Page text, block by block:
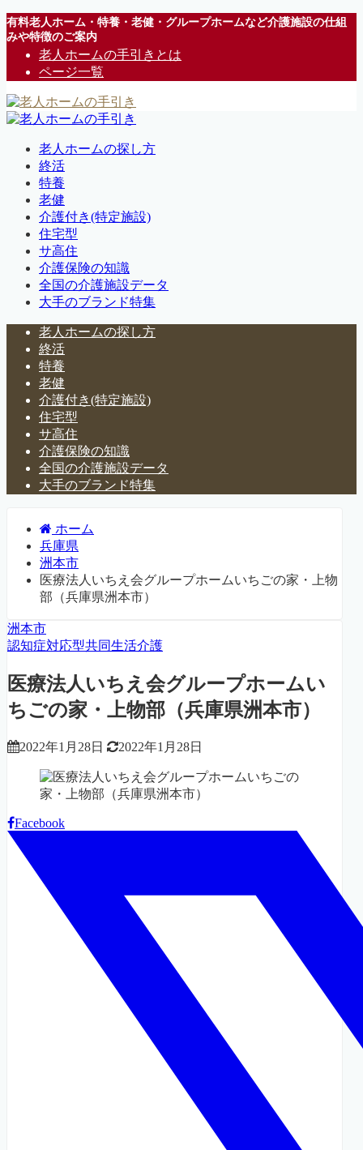
有料老人ホーム・特養・老健・グループホームなど介護施設の仕組
みや特徴のご案内
老人ホームの手引きとは
ページ一覧
老人ホームの探し方
終活
特養
老健
介護付き(特定施設)
住宅型
サ高住
介護保険の知識
全国の介護施設データ
大手のブランド特集
老人ホームの探し方
終活
特養
老健
介護付き(特定施設)
住宅型
サ高住
介護保険の知識
全国の介護施設データ
大手のブランド特集
ホーム
兵庫県
洲本市
医療法人いちえ会グループホームいちごの家・上物
部（兵庫県洲本市）
洲本市
認知症対応型共同生活介護
医療法人いちえ会グループホームい
ちごの家・上物部（兵庫県洲本市）
2022年1月28日 2022年1月28日
Facebook